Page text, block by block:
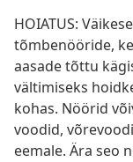
HOIATUS:
tõmbenööride,
aasade tõttu
vältimiseks
kohas. Nöörid
voodid,
eemale. Ära seo